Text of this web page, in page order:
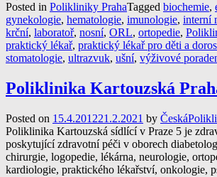
Posted in Polikliniky PrahaTagged biochemie,
gynekologie, hematologie, imunologie, interní
krční, laboratoř, nosní, ORL, ortopedie,
praktický lékař, praktický lékař pro děti a
stomatologie, ultrazvuk, ušní, výživové
Poliklinika Kartouzská
Posted on 15.4.201221.2.2021 by
Poliklinika Kartouzská sídlící v Praze 5 je
poskytující zdravotní péči v oborech
chirurgie, logopedie, lékárna, neurologie,
kardiologie, praktického lékařství, onkologie,